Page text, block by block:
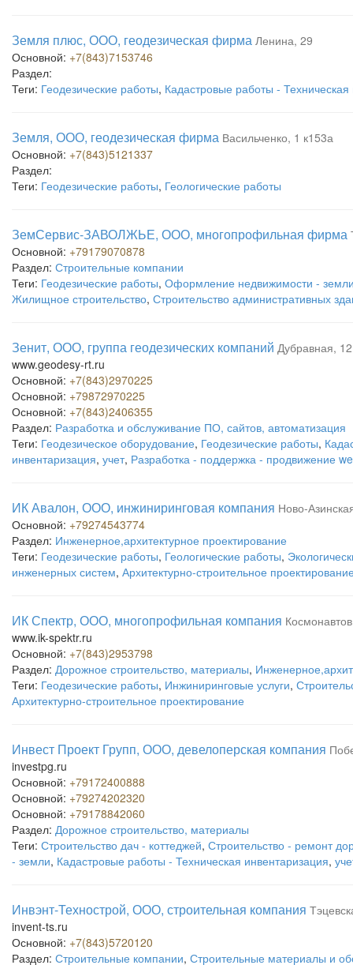
Земля плюс, ООО, геодезическая фирма Ленина, 29
Основной: +7(843)7153746
Раздел:
Теги: Геодезические работы, Кадастровые работы - Техническая
Земля, ООО, геодезическая фирма Васильченко, 1 к153а
Основной: +7(843)5121337
Раздел:
Теги: Геодезические работы, Геологические работы
ЗемСервис-ЗАВОЛЖЬЕ, ООО, многопрофильная фирма
Основной: +79179070878
Раздел: Строительные компании
Теги: Геодезические работы, Оформление недвижимости -
Жилищное строительство, Строительство административных
Зенит, ООО, группа геодезических компаний Дубравная, 12
www.geodesy-rt.ru
Основной: +7(843)2970225
Основной: +79872970225
Основной: +7(843)2406355
Раздел: Разработка и обслуживание ПО, сайтов, автоматизация
Теги: Геодезическое оборудование, Геодезические работы,
инвентаризация, учет, Разработка - поддержка - продвижение
ИК Авалон, ООО, инжиниринговая компания Ново-
Основной: +79274543774
Раздел: Инженерное,архитектурное проектирование
Теги: Геодезические работы, Геологические работы,
инженерных систем, Архитектурно-строительное
ИК Спектр, ООО, многопрофильная компания
www.ik-spektr.ru
Основной: +7(843)2953798
Раздел: Дорожное строительство, материалы,
Теги: Геодезические работы, Инжиниринговые услуги,
Архитектурно-строительное проектирование
Инвест Проект Групп, ООО, девелоперская компания
investpg.ru
Основной: +79172400888
Основной: +79274202320
Основной: +79178842060
Раздел: Дорожное строительство, материалы
Теги: Строительство дач - коттеджей, Строительство - ремонт
- земли, Кадастровые работы - Техническая инвентаризация,
Инвэнт-Технострой, ООО, строительная компания
invent-ts.ru
Основной: +7(843)5720120
Раздел: Строительные компании, Строительные материалы и